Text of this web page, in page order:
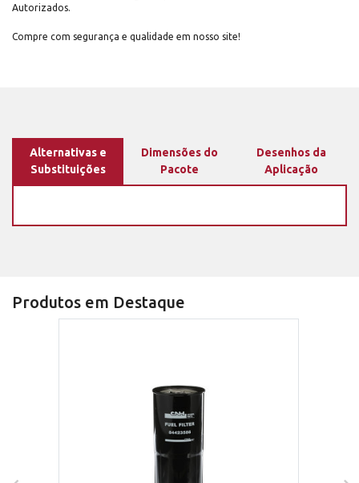
Autorizados.
Compre com segurança e qualidade em nosso site!
Alternativas e
Substituições
Dimensões do
Pacote
Desenhos da
Aplicação
Produtos em Destaque